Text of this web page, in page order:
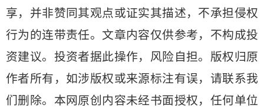
享，并非赞同其观点或证实其描述，不承担侵权
行为的连带责任。文章内容仅供参考，不构成投
资建议。投资者据此操作，风险自担。版权归原
作者所有，如涉版权或来源标注有误，请联系我
们删除。本网原创内容未经书面授权，任何单位